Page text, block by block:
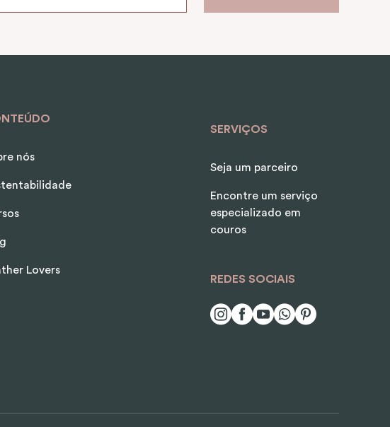
nós
Lovers
SERVIÇOS
Seja um parceiro
Encontre um serviço
especializado em
couros
REDES SOCIAIS